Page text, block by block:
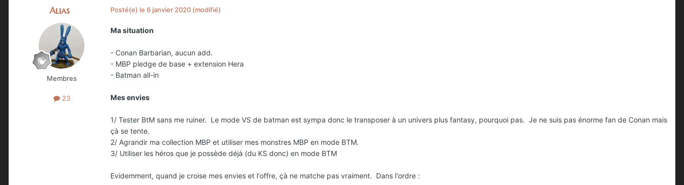
Alias
Membres
23
Posté(e) le 6 janvier 2020 (modifié)
Ma situation
- Conan Barbarian, aucun add.
- MBP pledge de base + extension Hera
- Batman all-in
Mes envies
1/ Tester BtM sans me ruiner. Le mode VS de batman est sympa donc le transposer à un univers plus fantasy, pourquoi pas. Je ne suis pas énorme fan de Conan mais
çà se tente.
2/ Agrandir ma collection MBP et utiliser mes monstres MBP en mode BTM.
3/ Utiliser les héros que je possède déjà (du KS donc) en mode BTM
Evidemment, quand je croise mes envies et l'offre, çà ne matche pas vraiment. Dans l'ordre :